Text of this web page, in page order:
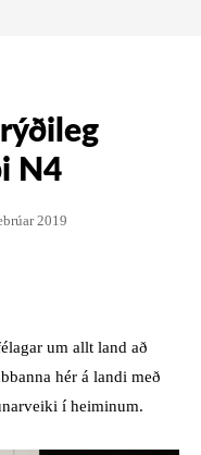
N4
2019
um allt land að
hér á landi með
í heiminum.